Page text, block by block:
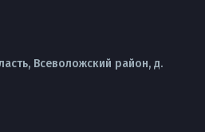
Всеволожский район, д.